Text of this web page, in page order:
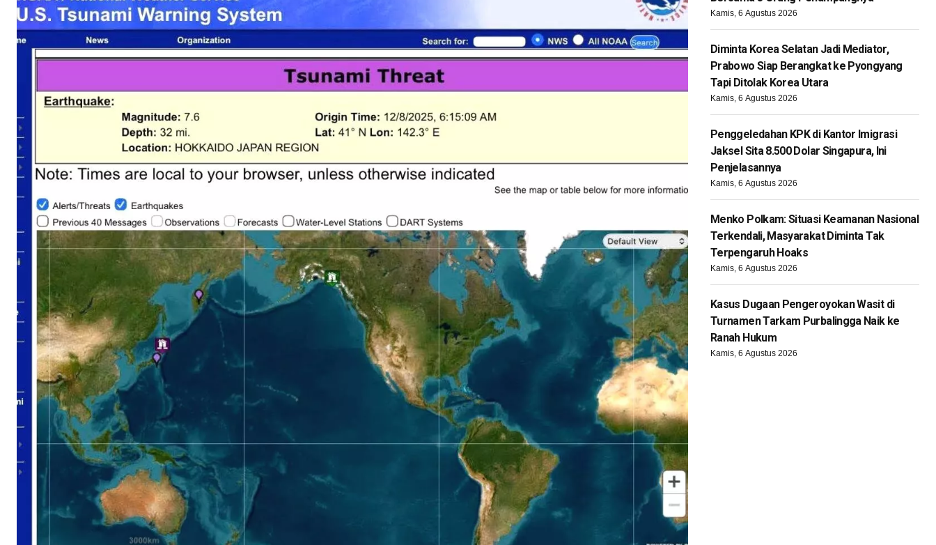
Kamis, 6 Agustus 2026
Diminta Korea Selatan Jadi Mediator,
Prabowo Siap Berangkat ke Pyongyang
Tapi Ditolak Korea Utara
Kamis, 6 Agustus 2026
Penggeledahan KPK di Kantor Imigrasi
Jaksel Sita 8.500 Dolar Singapura, Ini
Penjelasannya
Kamis, 6 Agustus 2026
Menko Polkam: Situasi Keamanan Nasional
Terkendali, Masyarakat Diminta Tak
Terpengaruh Hoaks
Kamis, 6 Agustus 2026
Kasus Dugaan Pengeroyokan Wasit di
Turnamen Tarkam Purbalingga Naik ke
Ranah Hukum
Kamis, 6 Agustus 2026